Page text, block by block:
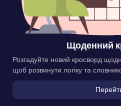
Щоденний
Розгадуйте новий кросворд
щоб розвинути логіку та